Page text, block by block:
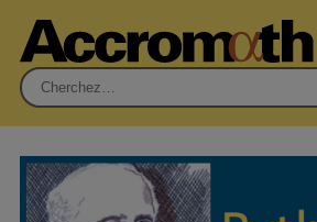
Rechercher :